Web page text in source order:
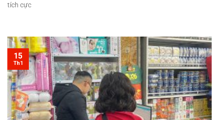
tích cực
15
Th1